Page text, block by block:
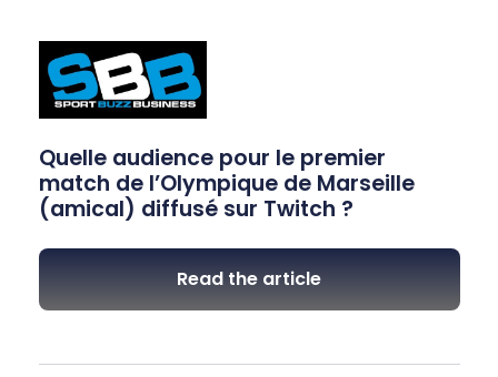
Quelle audience pour le premier
match de l’Olympique de Marseille
(amical) diffusé sur Twitch ?
Read the article